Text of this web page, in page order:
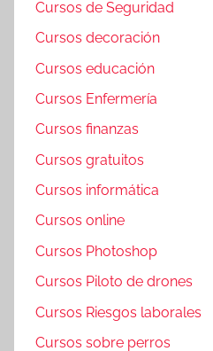
Cursos de Seguridad
Cursos decoración
Cursos educación
Cursos Enfermería
Cursos finanzas
Cursos gratuitos
Cursos informática
Cursos online
Cursos Photoshop
Cursos Piloto de drones
Cursos Riesgos laborales
Cursos sobre perros